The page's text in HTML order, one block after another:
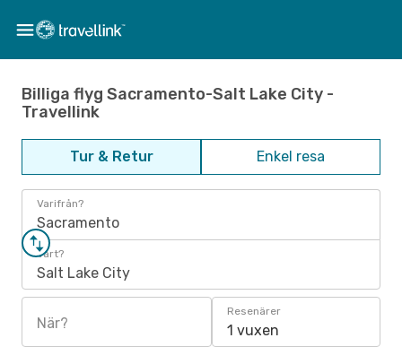
Billiga flyg Sacramento-Salt Lake City -
Travellink
Tur & Retur Enkel resa
Varifrån?
Sacramento
Vart?
Salt Lake City
När?
Resenärer
1 vuxen